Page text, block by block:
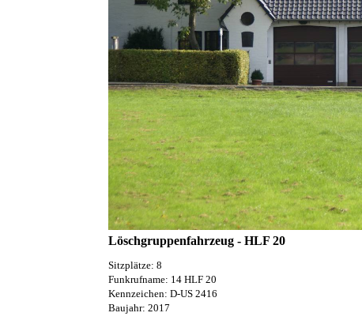
Löschgruppenfahrzeug - HLF 20
Sitzplätze: 8
Funkrufname: 14 HLF 20
Kennzeichen: D-US 2416
Baujahr: 2017